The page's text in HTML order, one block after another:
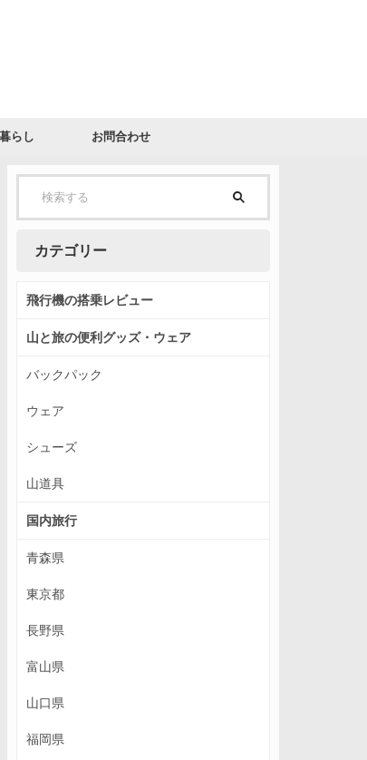
らし お問合わせ
カテゴリー
飛行機の搭乗レビュー
山と旅の便利グッズ・ウェア
バックパック
ウェア
シューズ
山道具
国内旅行
青森県
東京都
長野県
富山県
山口県
福岡県